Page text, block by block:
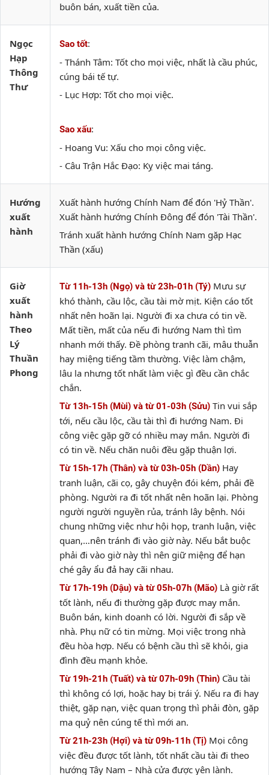
buôn bán, xuất tiền của.
Ngọc
Hạp
Thông
Thư
Sao tốt:
- Thánh Tâm: Tốt cho mọi việc, nhất là cầu phúc,
cúng bái tế tự.
- Lục Hợp: Tốt cho mọi việc.
Sao xấu:
- Hoang Vu: Xấu cho mọi công việc.
- Câu Trận Hắc Đạo: Kỵ việc mai táng.
Hướng
xuất
hành
Xuất hành hướng Chính Nam để đón 'Hỷ Thần'.
Xuất hành hướng Chính Đông để đón 'Tài Thần'.
Tránh xuất hành hướng Chính Nam gặp Hạc
Thần (xấu)
Giờ
xuất
hành
Theo
Lý
Thuần
Phong
Từ 11h-13h (Ngọ) và từ 23h-01h (Tý) Mưu sự
khó thành, cầu lộc, cầu tài mờ mịt. Kiện cáo tốt
nhất nên hoãn lại. Người đi xa chưa có tin về.
Mất tiền, mất của nếu đi hướng Nam thì tìm
nhanh mới thấy. Đề phòng tranh cãi, mâu thuẫn
hay miệng tiếng tầm thường. Việc làm chậm,
lâu la nhưng tốt nhất làm việc gì đều cần chắc
chắn.
Từ 13h-15h (Mùi) và từ 01-03h (Sửu) Tin vui sắp
tới, nếu cầu lộc, cầu tài thì đi hướng Nam. Đi
công việc gặp gỡ có nhiều may mắn. Người đi
có tin về. Nếu chăn nuôi đều gặp thuận lợi.
Từ 15h-17h (Thân) và từ 03h-05h (Dần) Hay
tranh luận, cãi cọ, gây chuyện đói kém, phải đề
phòng. Người ra đi tốt nhất nên hoãn lại. Phòng
người người nguyền rủa, tránh lây bệnh. Nói
chung những việc như hội họp, tranh luận, việc
quan,…nên tránh đi vào giờ này. Nếu bắt buộc
phải đi vào giờ này thì nên giữ miệng để hạn
ché gây ẩu đả hay cãi nhau.
Từ 17h-19h (Dậu) và từ 05h-07h (Mão) Là giờ rất
tốt lành, nếu đi thường gặp được may mắn.
Buôn bán, kinh doanh có lời. Người đi sắp về
nhà. Phụ nữ có tin mừng. Mọi việc trong nhà
đều hòa hợp. Nếu có bệnh cầu thì sẽ khỏi, gia
đình đều mạnh khỏe.
Từ 19h-21h (Tuất) và từ 07h-09h (Thìn) Cầu tài
thì không có lợi, hoặc hay bị trái ý. Nếu ra đi hay
thiệt, gặp nạn, việc quan trọng thì phải đòn, gặp
ma quỷ nên cúng tế thì mới an.
Từ 21h-23h (Hợi) và từ 09h-11h (Tị) Mọi công
việc đều được tốt lành, tốt nhất cầu tài đi theo
hướng Tây Nam – Nhà cửa được yên lành.